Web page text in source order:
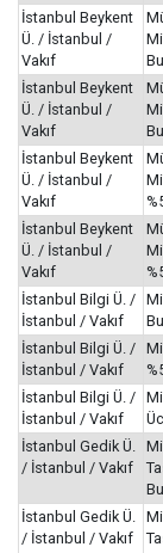
İstanbul Beykent
Ü. / İstanbul /
Vakıf
İstanbul Beykent
Ü. / İstanbul /
Vakıf
İstanbul Beykent
Ü. / İstanbul /
Vakıf
İstanbul Beykent
Ü. / İstanbul /
Vakıf
İstanbul Bilgi Ü. /
İstanbul / Vakıf
İstanbul Bilgi Ü. /
İstanbul / Vakıf
İstanbul Bilgi Ü. /
İstanbul / Vakıf
İstanbul Gedik Ü.
/ İstanbul / Vakıf
İstanbul Gedik Ü.
/ İstanbul / Vakıf